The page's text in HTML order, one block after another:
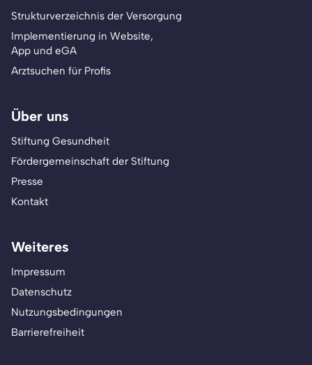
Strukturverzeichnis der Versorgung
Implementierung in Website,
App und eGA
Arztsuchen für Profis
Über uns
Stiftung Gesundheit
Fördergemeinschaft der Stiftung
Presse
Kontakt
Weiteres
Impressum
Datenschutz
Nutzungsbedingungen
Barrierefreiheit